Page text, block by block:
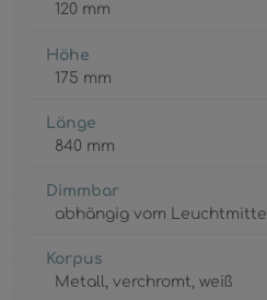
120 mm
Höhe
175 mm
Länge
840 mm
Dimmbar
abhängig vom Leuchtmittel
Korpus
Metall, verchromt, weiß